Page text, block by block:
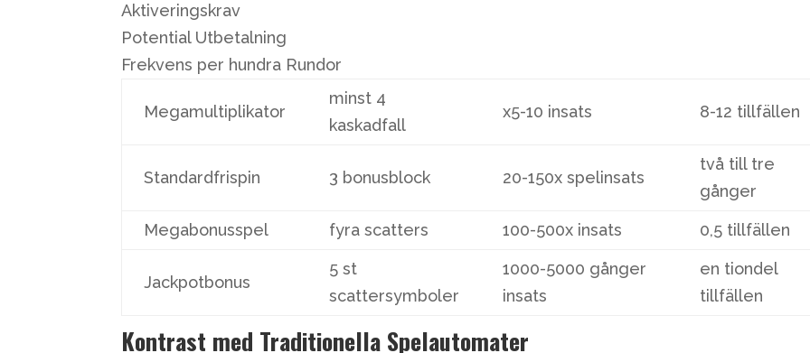
Aktiveringskrav
Potential Utbetalning
Frekvens per hundra Rundor
Megamultiplikator
minst 4
kaskadfall
x5-10 insats 8-12 tillfällen
Standardfrispin 3 bonusblock 20-150x spelinsats
två till tre
gånger
Megabonusspel fyra scatters 100-500x insats 0,5 tillfällen
Jackpotbonus
5 st
scattersymboler
1000-5000 gånger
insats
en tiondel
tillfällen
Kontrast med Traditionella Spelautomater